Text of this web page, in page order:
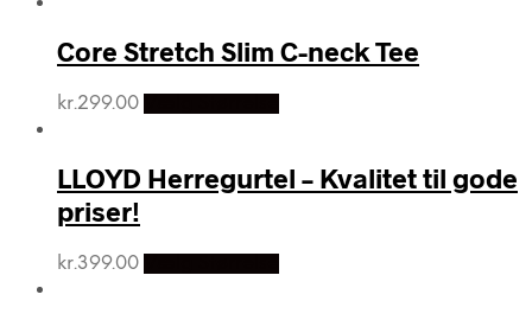
Core Stretch Slim C-neck Tee
kr.299.00
LLOYD Herregurtel – Kvalitet til gode
priser!
kr.399.00